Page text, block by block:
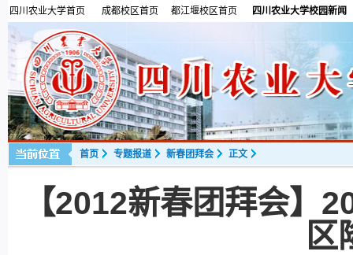
四川农业大学首页 成都校区首页 都江堰校区首页 四川农业大学校园新闻
首页 专题报道 新春团拜会 正文
【2012新春团拜会】
区